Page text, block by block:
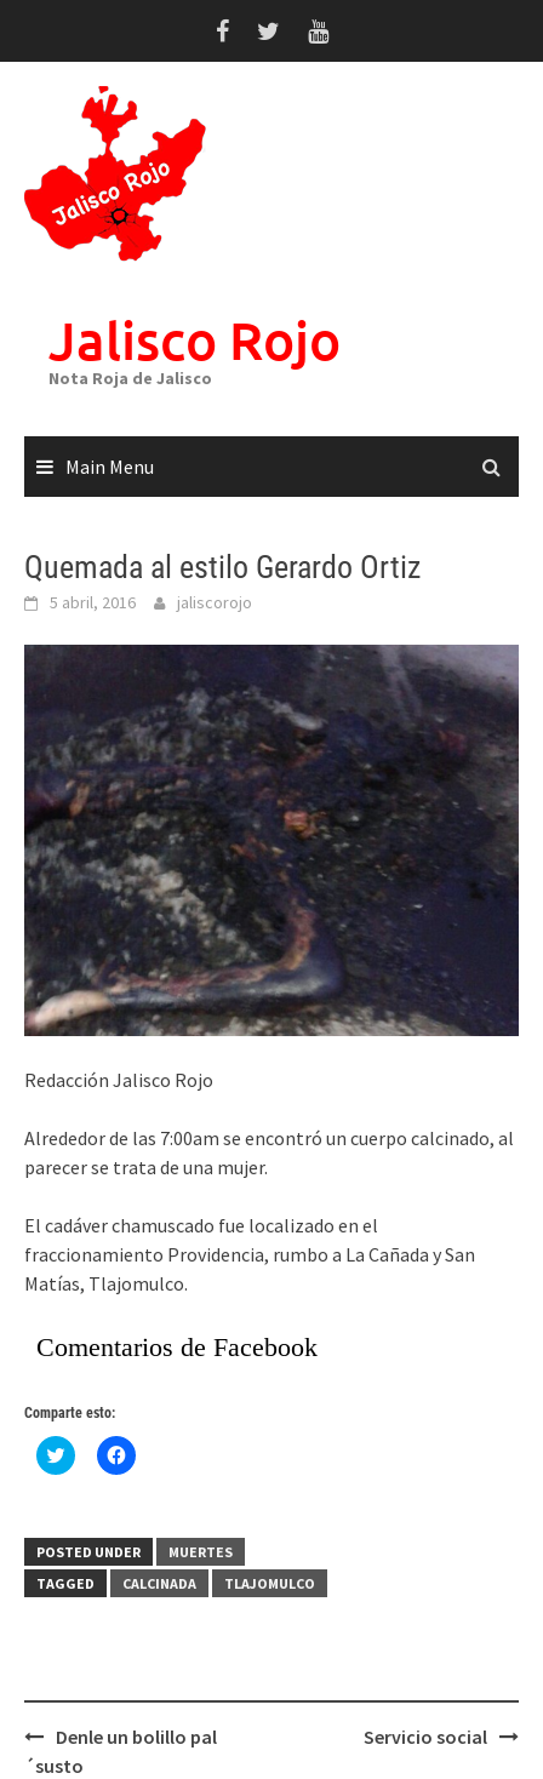
Jalisco Rojo
Nota Roja de Jalisco
Main Menu
Quemada al estilo Gerardo Ortiz
5 abril, 2016 jaliscorojo
Redacción Jalisco Rojo
Alrededor de las 7:00am se encontró un cuerpo calcinado, al
parecer se trata de una mujer.
El cadáver chamuscado fue localizado en el
fraccionamiento Providencia, rumbo a La Cañada y San
Matías, Tlajomulco.
Comentarios de Facebook
Comparte esto:
Haz
clic
(Se
abre
en
una
Haz
clic
(Se
abre
en
una
POSTED UNDER
MUERTES
TAGGED
CALCINADA TLAJOMULCO
Post
navigation
Denle un bolillo pal
´susto
Servicio social